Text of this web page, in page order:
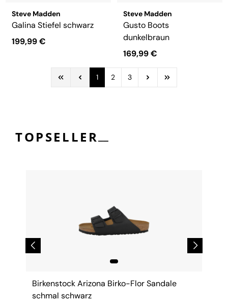
Steve Madden
Galina Stiefel schwarz
199,99 €
Steve Madden
Gusto Boots
dunkelbraun
169,99 €
1 2 3
TOPSELLER
Birkenstock Arizona Birko-Flor Sandale
schmal schwarz